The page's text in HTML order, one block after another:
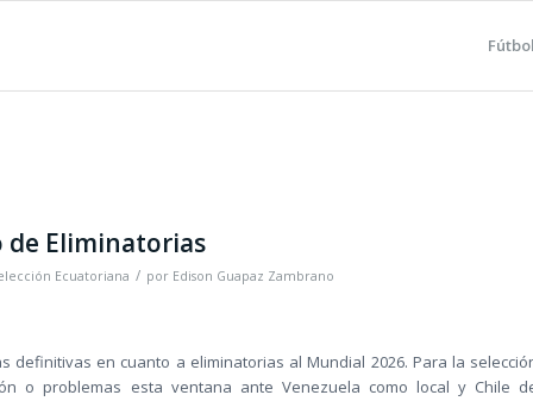
Fútbol
de Eliminatorias
Ecuatoriana / por Edison Guapaz Zambrano
definitivas en cuanto a eliminatorias al Mundial 2026. Para la
o problemas esta ventana ante Venezuela como local y Chile